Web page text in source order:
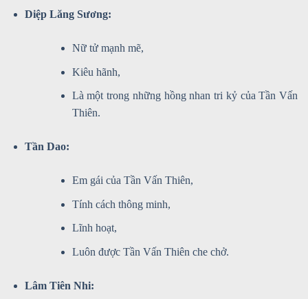
Diệp Lăng Sương:
Nữ tử mạnh mẽ,
Kiêu hãnh,
Là một trong những hồng nhan tri kỷ của Tần Vấn
Thiên.
Tần Dao:
Em gái của Tần Vấn Thiên,
Tính cách thông minh,
Lĩnh hoạt,
Luôn được Tần Vấn Thiên che chở.
Lâm Tiên Nhi: